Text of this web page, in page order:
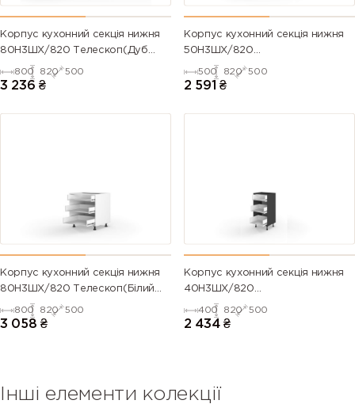
Корпус кухонний секція нижня
80Н3ШХ/820 Телескоп(Дуб
Крафт (Серія М))
800 820 500
3 236 ₴
Корпус кухонний секція нижня
50Н3ШХ/820
Телескоп(Антрацит (Серія М))
500 820 500
2 591 ₴
Корпус кухонний секція нижня
80Н3ШХ/820 Телескоп(Білий
(Серія М))
800 820 500
3 058 ₴
Корпус кухонний секція нижня
40Н3ШХ/820
Телескоп(Антрацит (Серія М))
400 820 500
2 434 ₴
Інші елементи колекції